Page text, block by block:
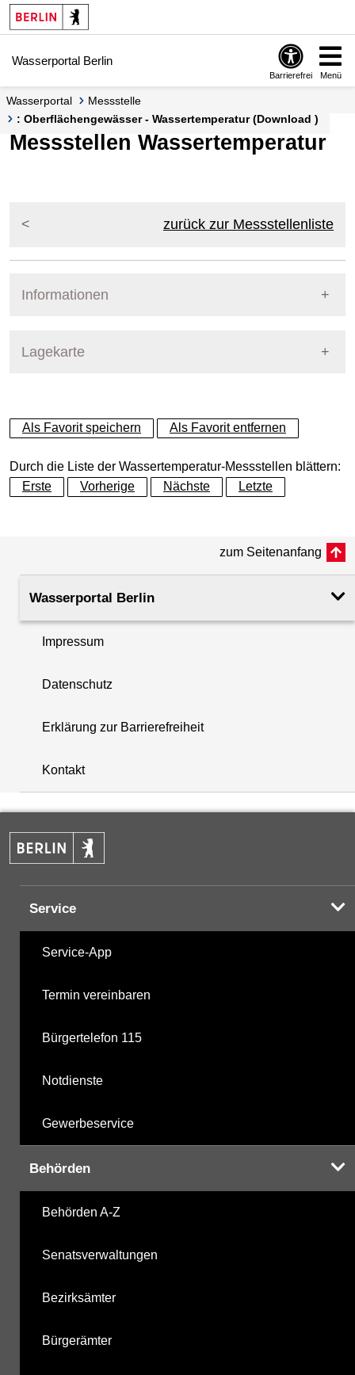
Springe zur Navigation
Springe zum Inhalt
Wasserportal Berlin
Barrierefrei Menü
Wasserportal
Messstelle
: Oberflächengewässer - Wassertemperatur (Download )
Messstellen Wassertemperatur
zurück zur Messstellenliste
Informationen
Lagekarte
+
−
+
−
Als Favorit speichern Als Favorit entfernen
Durch die Liste der Wassertemperatur-Messstellen blättern:
Erste
Vorherige Nächste Letzte
zum Seitenanfang
Wasserportal Berlin
Impressum
Datenschutz
Erklärung zur Barrierefreiheit
Kontakt
Service
Service-App
Termin vereinbaren
Bürgertelefon 115
Notdienste
Gewerbeservice
Behörden
Behörden A-Z
Senatsverwaltungen
Bezirksämter
Bürgerämter